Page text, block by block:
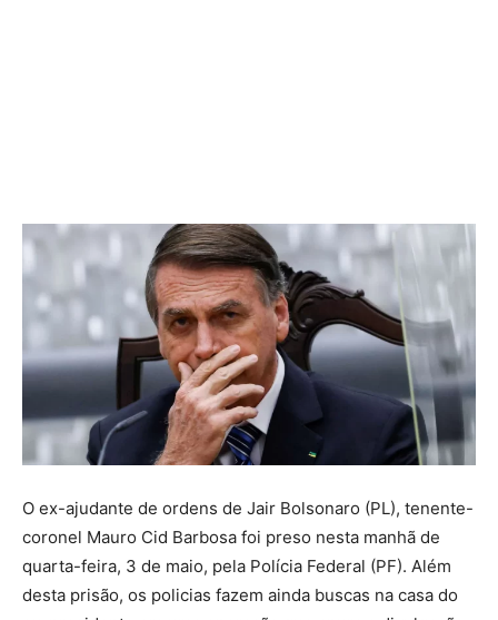
O ex-ajudante de ordens de Jair Bolsonaro (PL), tenente-
coronel Mauro Cid Barbosa foi preso nesta manhã de
quarta-feira, 3 de maio, pela Polícia Federal (PF). Além
desta prisão, os policias fazem ainda buscas na casa do